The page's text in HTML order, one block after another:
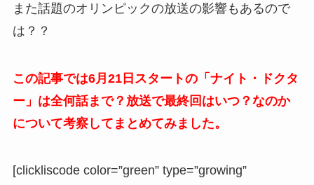
また話題のオリンピックの放送の影響もあるので
は？？
この記事では6月21日スタートの「ナイト・ドクタ
ー」は全何話まで？放送で最終回はいつ？なのか
について考察してまとめてみました。
[clickliscode color=”green” type=”growing”